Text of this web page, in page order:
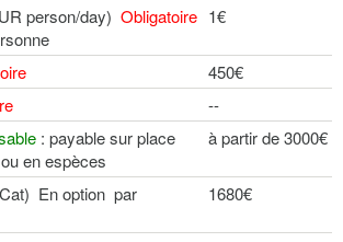
person/day) Obligatoire 1€
450€
--
: payable sur place
en espèces
à partir de 3000€
En option par
1680€